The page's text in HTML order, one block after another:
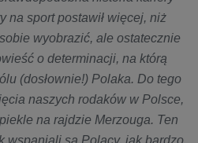
na sport postawił więcej, niż
wyobrazić, ale ostatecznie
o determinacji, na którą
(dosłownie!) Polaka. Do tego
naszych rodaków w Polsce,
na rajdzie Merzouga. Ten
wspaniali są Polacy, jak bardzo